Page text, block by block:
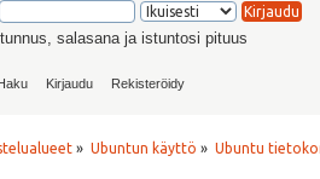
salasana ja istuntosi pituus
Haku Kirjaudu Rekisteröidy
» Ubuntun käyttö » Ubuntu